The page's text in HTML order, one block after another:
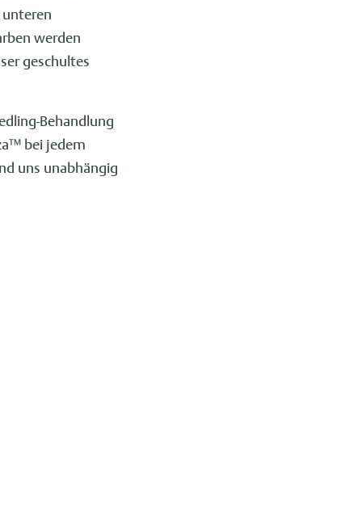
werden
geschultes
Behandlung
bei jedem
uns unabhängig